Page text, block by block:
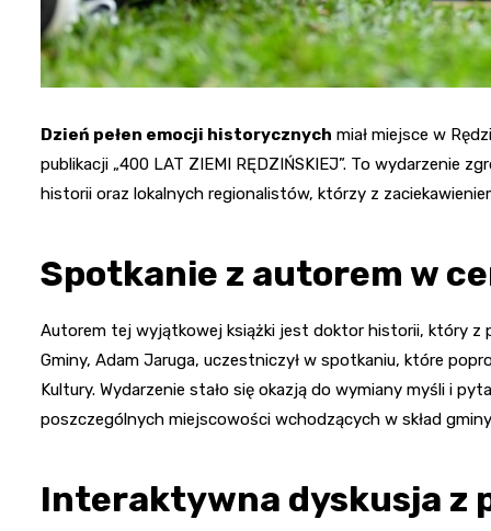
Dzień pełen emocji historycznych miał miejsce w
publikacji „400 LAT ZIEMI RĘDZIŃSKIEJ”. To wydarzenie
historii oraz lokalnych regionalistów, którzy z
Spotkanie z autorem w
Autorem tej wyjątkowej książki jest doktor historii, który z
Gminy, Adam Jaruga, uczestniczył w spotkaniu, które
Kultury. Wydarzenie stało się okazją do wymiany myśli i
poszczególnych miejscowości wchodzących w skład
Interaktywna dyskusja z